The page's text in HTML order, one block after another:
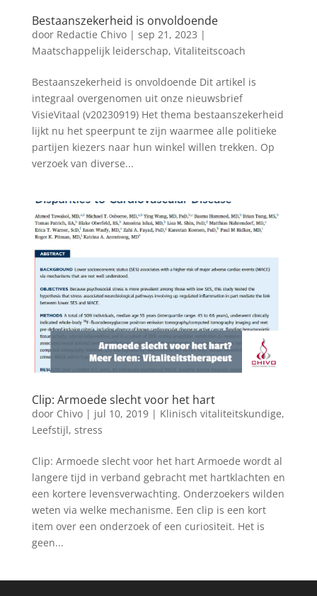
Bestaanszekerheid is onvoldoende
door Redactie Chivo| sep 21, 2023 |
Maatschappelijk leiderschap, Vitaliteitscoach
Bestaanszekerheid is onvoldoende Dit artikel is
integraal overgenomen uit onze nieuwsbrief
VisieVitaal (v20230919) Het thema bestaanszekerheid
lijkt nu het speerpunt te zijn waarmee alle politieke
partijen kiezers naar hun winkel willen trekken. Op
verzoek van diverse...
Clip: Armoede slecht voor het hart
door Chivo| jul 10, 2019| Klinisch vitaliteitskundige,
Leefstijl, stress
Clip: Armoede slecht voor het hart Armoede wordt al
langere tijd in verband gebracht met hartklachten en
een kortere levensverwachting. Onderzoekers wilden
weten via welke mechanisme. Een clip is een kort
item over een onderzoek of een curiositeit. Het is
geen...